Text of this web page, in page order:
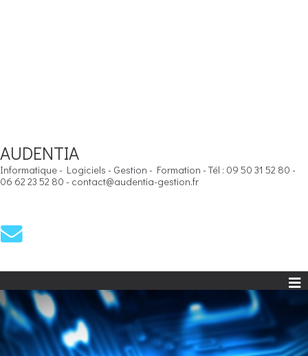
AUDENTIA
Informatique - Logiciels - Gestion - Formation - Tél : 09 50 31 52 80 -
06 62 23 52 80 - contact@audentia-gestion.fr